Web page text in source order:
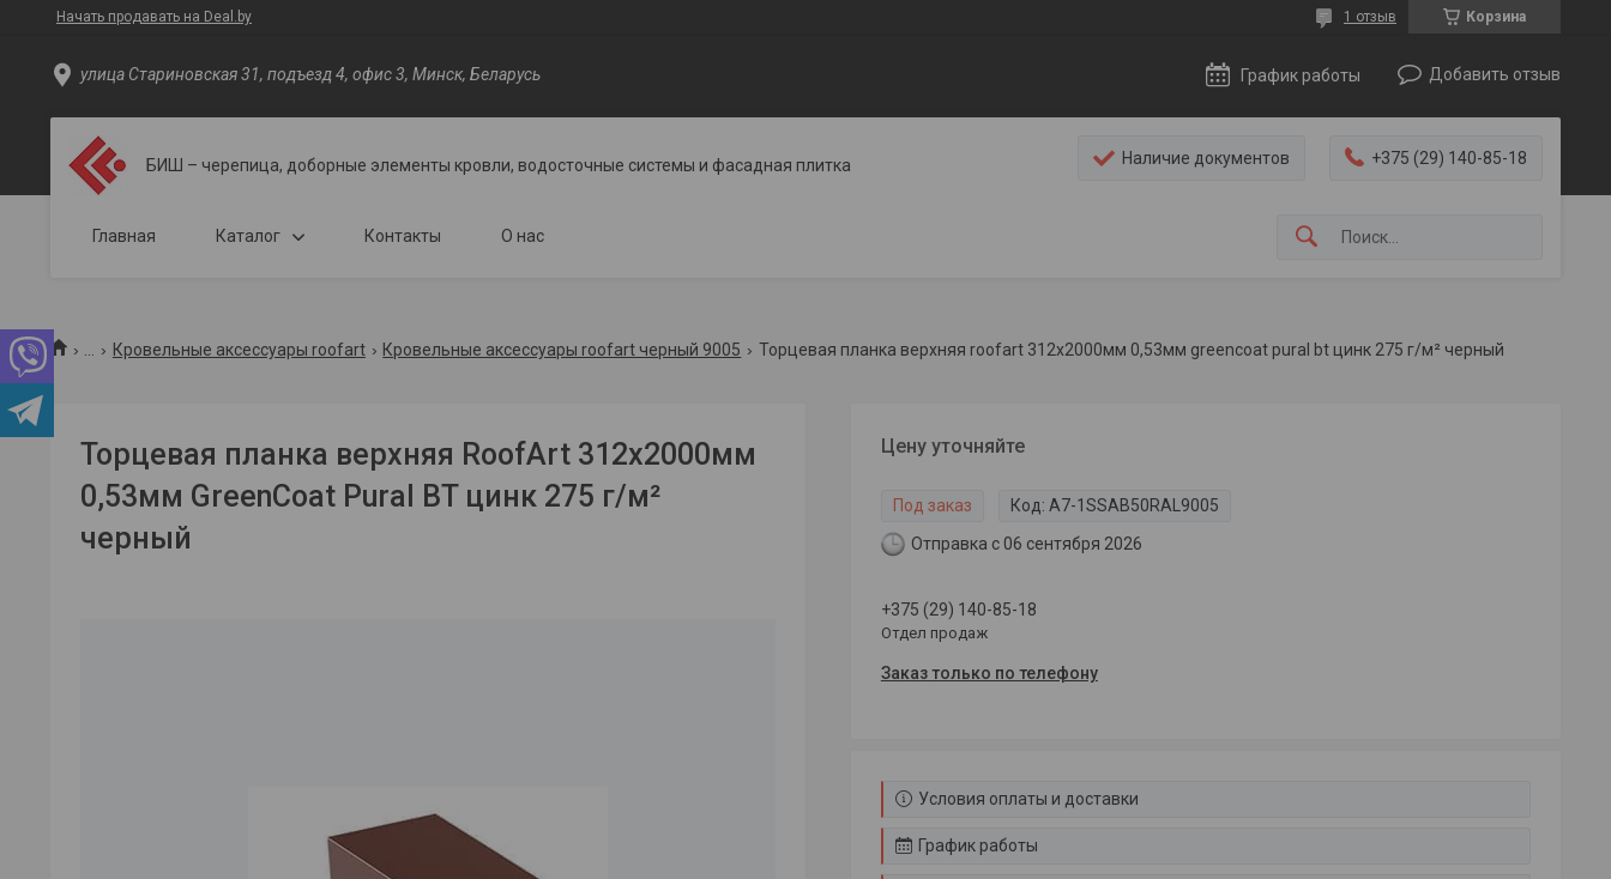
Начать продавать на Deal.by Корзина
1 отзыв
улица Стариновская 31, подъезд 4, офис 3, Минск, Беларусь График работы Добавить отзыв
БИШ – черепица, доборные элементы кровли, водосточные системы и фасадная плитка Наличие документов +375 (29) 140-85-18
Главная Каталог Контакты О нас
Кровельные аксессуары roofart Кровельные аксессуары roofart черный 9005 Торцевая планка верхняя roofart 312x2000мм 0,53мм greencoat pural bt цинк 275 г/м² черный
Торцевая планка верхняя RoofArt 312x2000мм
0,53мм GreenCoat Pural BT цинк 275 г/м²
черный
Цену уточняйте
Под заказ Код: A7-1SSAB50RAL9005
Отправка с 06 сентября 2026
+375 (29) 140-85-18
Отдел продаж
Заказ только по телефону
Условия оплаты и доставки
График работы